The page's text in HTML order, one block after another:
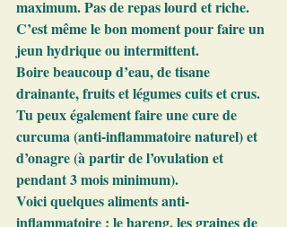
maximum. Pas de repas lourd et riche.
C’est même le bon moment pour faire un
jeun hydrique ou intermittent.
Boire beaucoup d’eau, de tisane
drainante, fruits et légumes cuits et crus.
Tu peux également faire une cure de
curcuma (anti-inflammatoire naturel) et
d’onagre (à partir de l’ovulation et
pendant 3 mois minimum).
Voici quelques aliments anti-
inflammatoire : le hareng, les graines de